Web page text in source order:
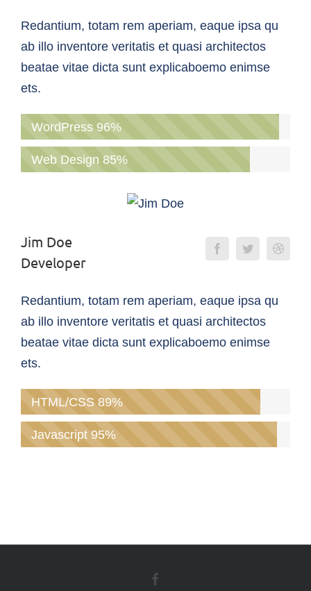
Redantium, totam rem aperiam, eaque ipsa qu
ab illo inventore veritatis et quasi architectos
beatae vitae dicta sunt explicaboemo enimse
ets.
WordPress 96%
Web Design 85%
Jim Doe
Developer
Redantium, totam rem aperiam, eaque ipsa qu
ab illo inventore veritatis et quasi architectos
beatae vitae dicta sunt explicaboemo enimse
ets.
HTML/CSS 89%
Javascript 95%